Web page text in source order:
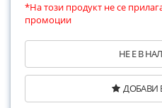
*На този продукт не се
промоции
НЕ Е В